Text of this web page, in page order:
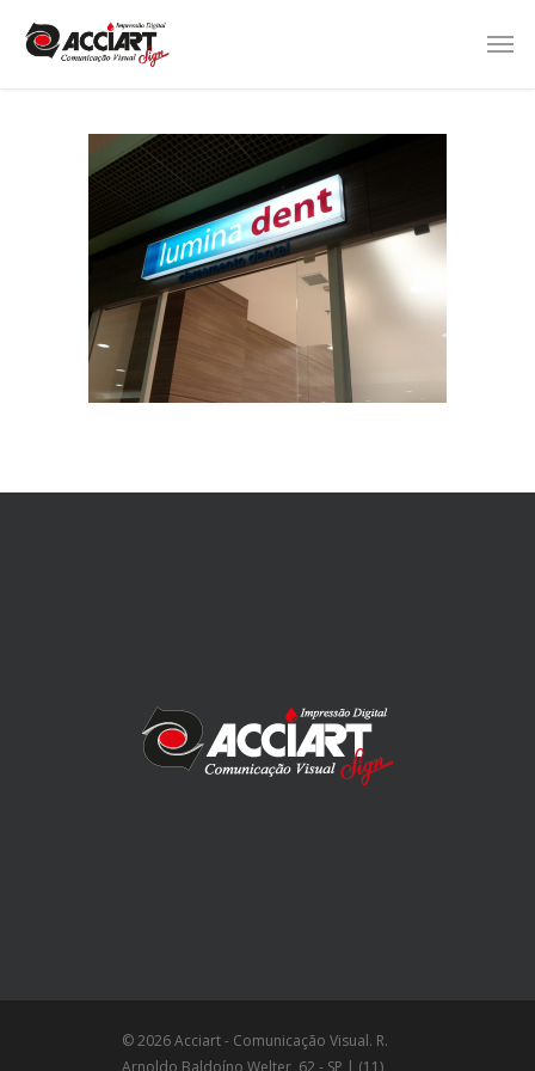
© 2026 Acciart - Comunicação Visual. R.
Arnoldo Baldoíno Welter, 62 - SP | (11)